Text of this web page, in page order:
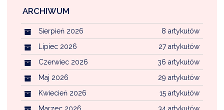
CZYSTE POWIETRZE
EWIDENCJA EMISYJNOŚCI BUDYNKÓW (CEEB)
ARCHIWUM
8 artykułów
Sierpień 2026
27 artykułów
Lipiec 2026
36 artykułów
Czerwiec 2026
29 artykułów
Maj 2026
15 artykułów
Kwiecień 2026